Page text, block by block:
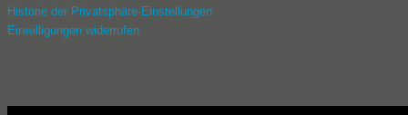
Historie der Privatsphäre-Einstellungen
Einwilligungen widerrufen